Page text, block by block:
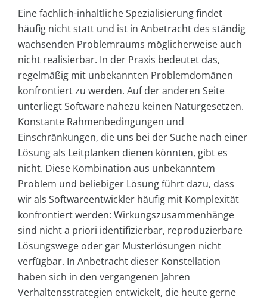
Eine fachlich-inhaltliche Spezialisierung findet
häufig nicht statt und ist in Anbetracht des ständig
wachsenden Problemraums möglicherweise auch
nicht realisierbar. In der Praxis bedeutet das,
regelmäßig mit unbekannten Problemdomänen
konfrontiert zu werden. Auf der anderen Seite
unterliegt Software nahezu keinen Naturgesetzen.
Konstante Rahmenbedingungen und
Einschränkungen, die uns bei der Suche nach einer
Lösung als Leitplanken dienen könnten, gibt es
nicht. Diese Kombination aus unbekanntem
Problem und beliebiger Lösung führt dazu, dass
wir als Softwareentwickler häufig mit Komplexität
konfrontiert werden: Wirkungszusammenhänge
sind nicht a priori identifizierbar, reproduzierbare
Lösungswege oder gar Musterlösungen nicht
verfügbar. In Anbetracht dieser Konstellation
haben sich in den vergangenen Jahren
Verhaltensstrategien entwickelt, die heute gerne